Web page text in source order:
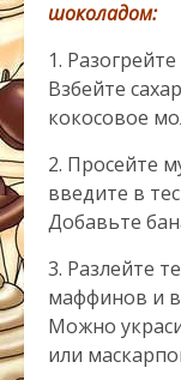
шоколадом:
1.
Взбейте
кокосовое
2. Просейте
введите в
Добавьте
3. Разлейте
маффинов и
Можно
или